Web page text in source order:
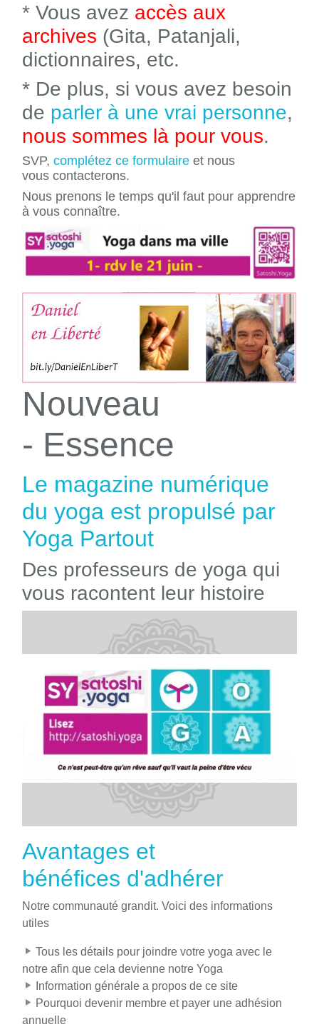
* Vous avez accès aux
archives (Gita, Patanjali,
dictionnaires, etc.
* De plus, si vous avez besoin
de parler à une vrai personne,
nous sommes là pour vous.
SVP, complétez ce formulaire et nous
vous contacterons.
Nous prenons le temps qu'il faut pour apprendre
à vous connaître.
Nouveau
- Essence
Le magazine numérique
du yoga est propulsé par
Yoga Partout
Des professeurs de yoga qui
vous racontent leur histoire
Avantages et
bénéfices d'adhérer
Notre communauté grandit. Voici des informations
utiles
Tous les détails pour joindre votre yoga avec le
notre afin que cela devienne notre Yoga
Information générale a propos de ce site
Pourquoi devenir membre et payer une adhésion
annuelle